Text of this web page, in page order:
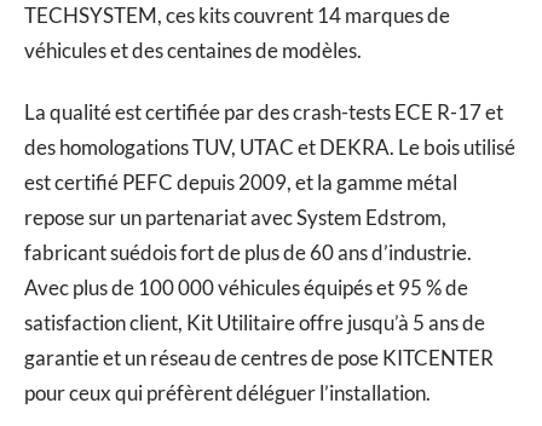
TECHSYSTEM, ces kits couvrent 14 marques de
véhicules et des centaines de modèles.
La qualité est certifiée par des crash-tests ECE R-17 et
des homologations TUV, UTAC et DEKRA. Le bois utilisé
est certifié PEFC depuis 2009, et la gamme métal
repose sur un partenariat avec System Edstrom,
fabricant suédois fort de plus de 60 ans d’industrie.
Avec plus de 100 000 véhicules équipés et 95 % de
satisfaction client, Kit Utilitaire offre jusqu’à 5 ans de
garantie et un réseau de centres de pose KITCENTER
pour ceux qui préfèrent déléguer l’installation.